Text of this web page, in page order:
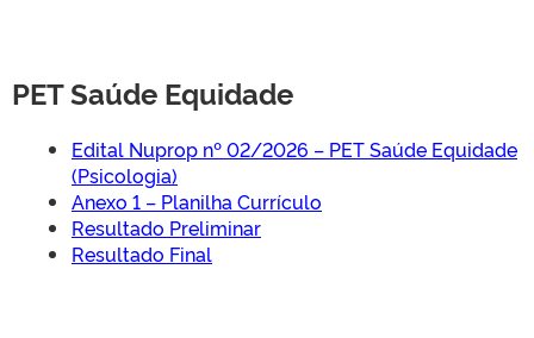
PET Saúde Equidade
Edital Nuprop nº 02/2026 – PET Saúde Equidade
(Psicologia)
Anexo 1 – Planilha Currículo
Resultado Preliminar
Resultado Final